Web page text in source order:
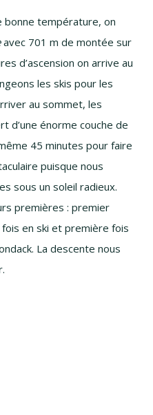
bonne température, on
avec 701 m de montée sur
d’ascension on arrive au
les skis pour les
au sommet, les
d’une énorme couche de
45 minutes pour faire
puisque nous
sous un soleil radieux.
premières : premier
en ski et première fois
La descente nous